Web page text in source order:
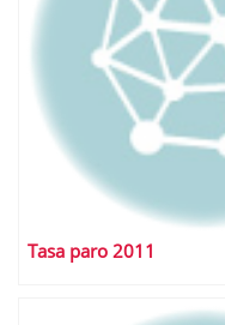
Tasa paro 2011